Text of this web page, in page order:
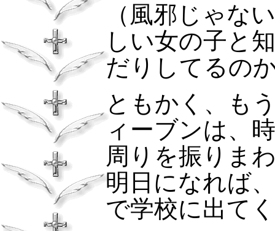
（風邪じゃな
しい女の子と
だりしてるの
ともかく、も
ィーブンは、
周りを振りま
明日になれば
で学校に出て